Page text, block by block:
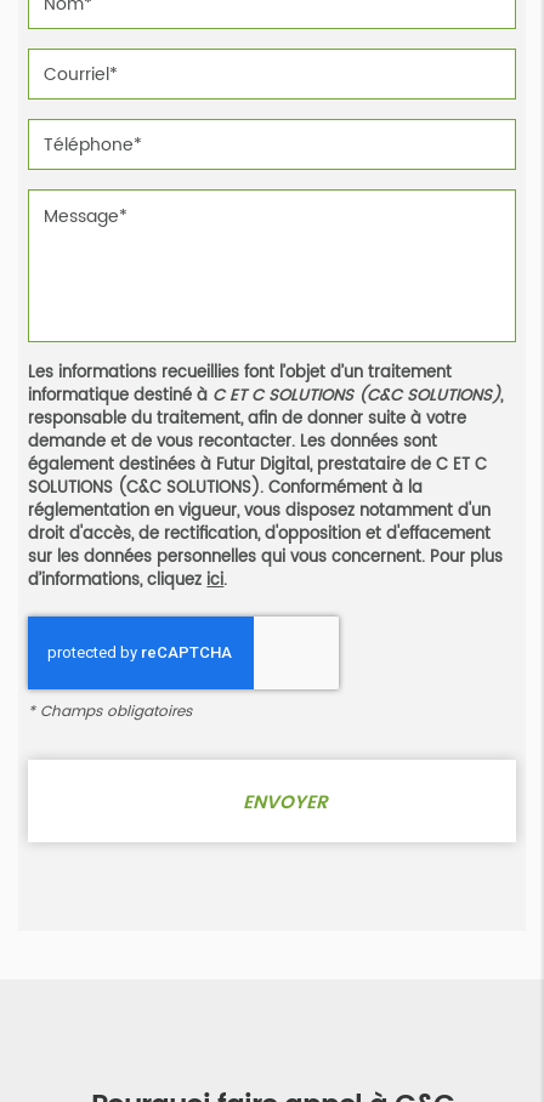
Les informations recueillies font l’objet d’un traitement
informatique destiné à C ET C SOLUTIONS (C&C SOLUTIONS),
responsable du traitement, afin de donner suite à votre
demande et de vous recontacter. Les données sont
également destinées à Futur Digital, prestataire de C ET C
SOLUTIONS (C&C SOLUTIONS). Conformément à la
réglementation en vigueur, vous disposez notamment d'un
droit d'accès, de rectification, d'opposition et d'effacement
sur les données personnelles qui vous concernent. Pour plus
d’informations, cliquezici.
* Champs obligatoires